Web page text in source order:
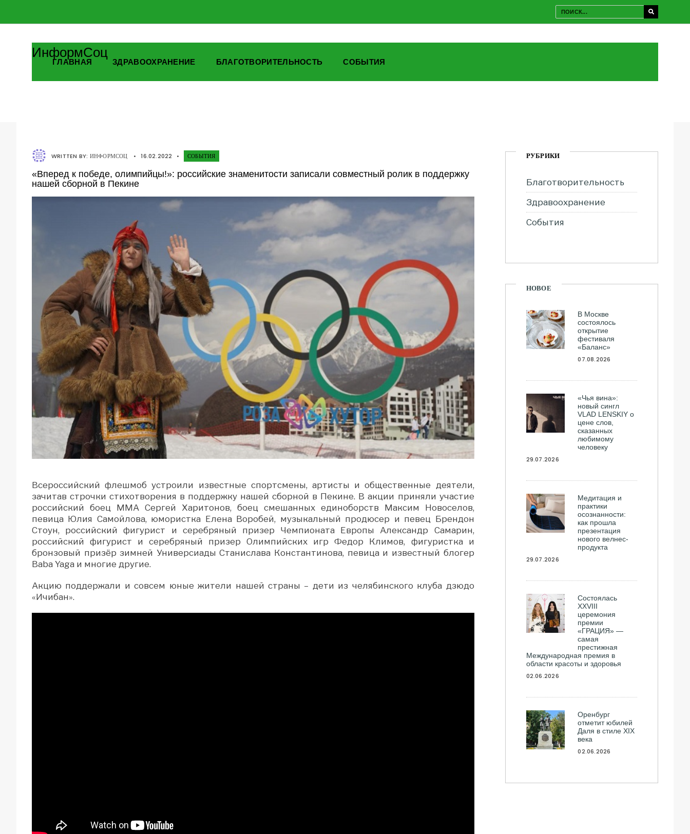
ИнформСоц
ГЛАВНАЯ ЗДРАВООХРАНЕНИЕ БЛАГОТВОРИТЕЛЬНОСТЬ СОБЫТИЯ
WRITTEN BY: ИНФОРМСОЦ • 16.02.2022 • СОБЫТИЯ
«Вперед к победе, олимпийцы!»: российские знаменитости записали совместный ролик в поддержку
нашей сборной в Пекине
Всероссийский флешмоб устроили известные спортсмены, артисты и общественные деятели,
зачитав строчки стихотворения в поддержку нашей сборной в Пекине. В акции приняли участие
российский боец MMA Сергей Харитонов, боец смешанных единоборств Максим Новоселов,
певица Юлия Самойлова, юмористка Елена Воробей, музыкальный продюсер и певец Брендон
Стоун, российский фигурист и серебряный призер Чемпионата Европы Александр Самарин,
российский фигурист и серебряный призер Олимпийских игр Федор Климов, фигуристка и
бронзовый призёр зимней Универсиады Станислава Константинова, певица и известный блогер
Baba Yaga и многие другие.
Акцию поддержали и совсем юные жители нашей страны – дети из челябинского клуба дзюдо
«Ичибан».
РУБРИКИ
Благотворительность
Здравоохранение
События
НОВОЕ
В Москве
состоялось
открытие
фестиваля
«Баланс»
07.08.2026
«Чья вина»:
новый сингл
VLAD LENSKIY о
цене слов,
сказанных
любимому
человеку
29.07.2026
Медитация и
практики
осознанности:
как прошла
презентация
нового велнес-
продукта
29.07.2026
Состоялась
ХXVIII
церемония
премии
«ГРАЦИЯ» —
самая
престижная
Международная премия в
области красоты и здоровья
02.06.2026
Оренбург
отметит юбилей
Даля в стиле XIX
века
02.06.2026